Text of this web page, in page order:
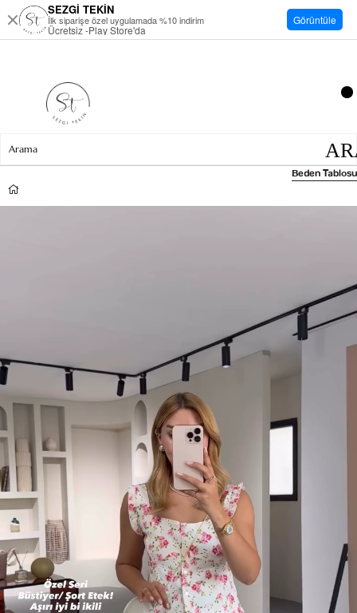
Beden Tablosu
SEZGİ TEKİN
İlk siparişe özel uygulamada %10 indirim
Ücretsiz -Play Store'da
Görüntüle